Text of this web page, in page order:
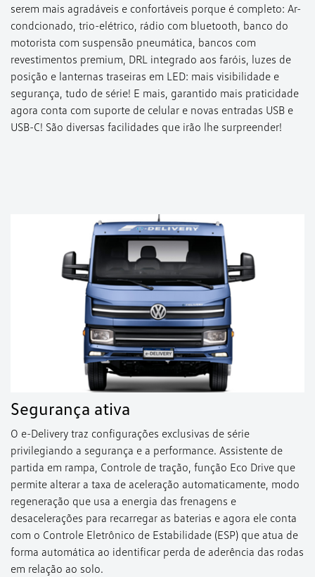
serem mais agradáveis e confortáveis porque é completo: Ar-
condcionado, trio-elétrico, rádio com bluetooth, banco do
motorista com suspensão pneumática, bancos com
revestimentos premium, DRL integrado aos faróis, luzes de
posição e lanternas traseiras em LED: mais visibilidade e
segurança, tudo de série! E mais, garantido mais praticidade
agora conta com suporte de celular e novas entradas USB e
USB-C! São diversas facilidades que irão lhe surpreender!
Segurança ativa
O e-Delivery traz configurações exclusivas de série
privilegiando a segurança e a performance. Assistente de
partida em rampa, Controle de tração, função Eco Drive que
permite alterar a taxa de aceleração automaticamente, modo
regeneração que usa a energia das frenagens e
desacelerações para recarregar as baterias e agora ele conta
com o Controle Eletrônico de Estabilidade (ESP) que atua de
forma automática ao identificar perda de aderência das rodas
em relação ao solo.